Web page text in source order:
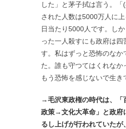
した」と茅子拭は言う。
された人数は5000万人に
日当たり5000人です。し
った一人殺すにも政府は四
す。私はずっと恐怖のなか
た。誰も守つてはくれなか
もう恐怖を感じないで生き
→毛沢東政権の時代は、
政策→文化大革命」と政府
るし上げが行われていたが